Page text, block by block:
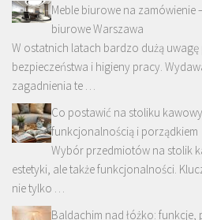
Meble biurowe na zamówienie
biurowe Warszawa
W ostatnich latach bardzo dużą uwagę
bezpieczeństwa i higieny pracy.
zagadnienia te …
Co postawić na stoliku
funkcjonalnością i porządkiem
Wybór przedmiotów na stolik
estetyki, ale także funkcjonalności.
nie tylko …
Baldachim nad łóżko: